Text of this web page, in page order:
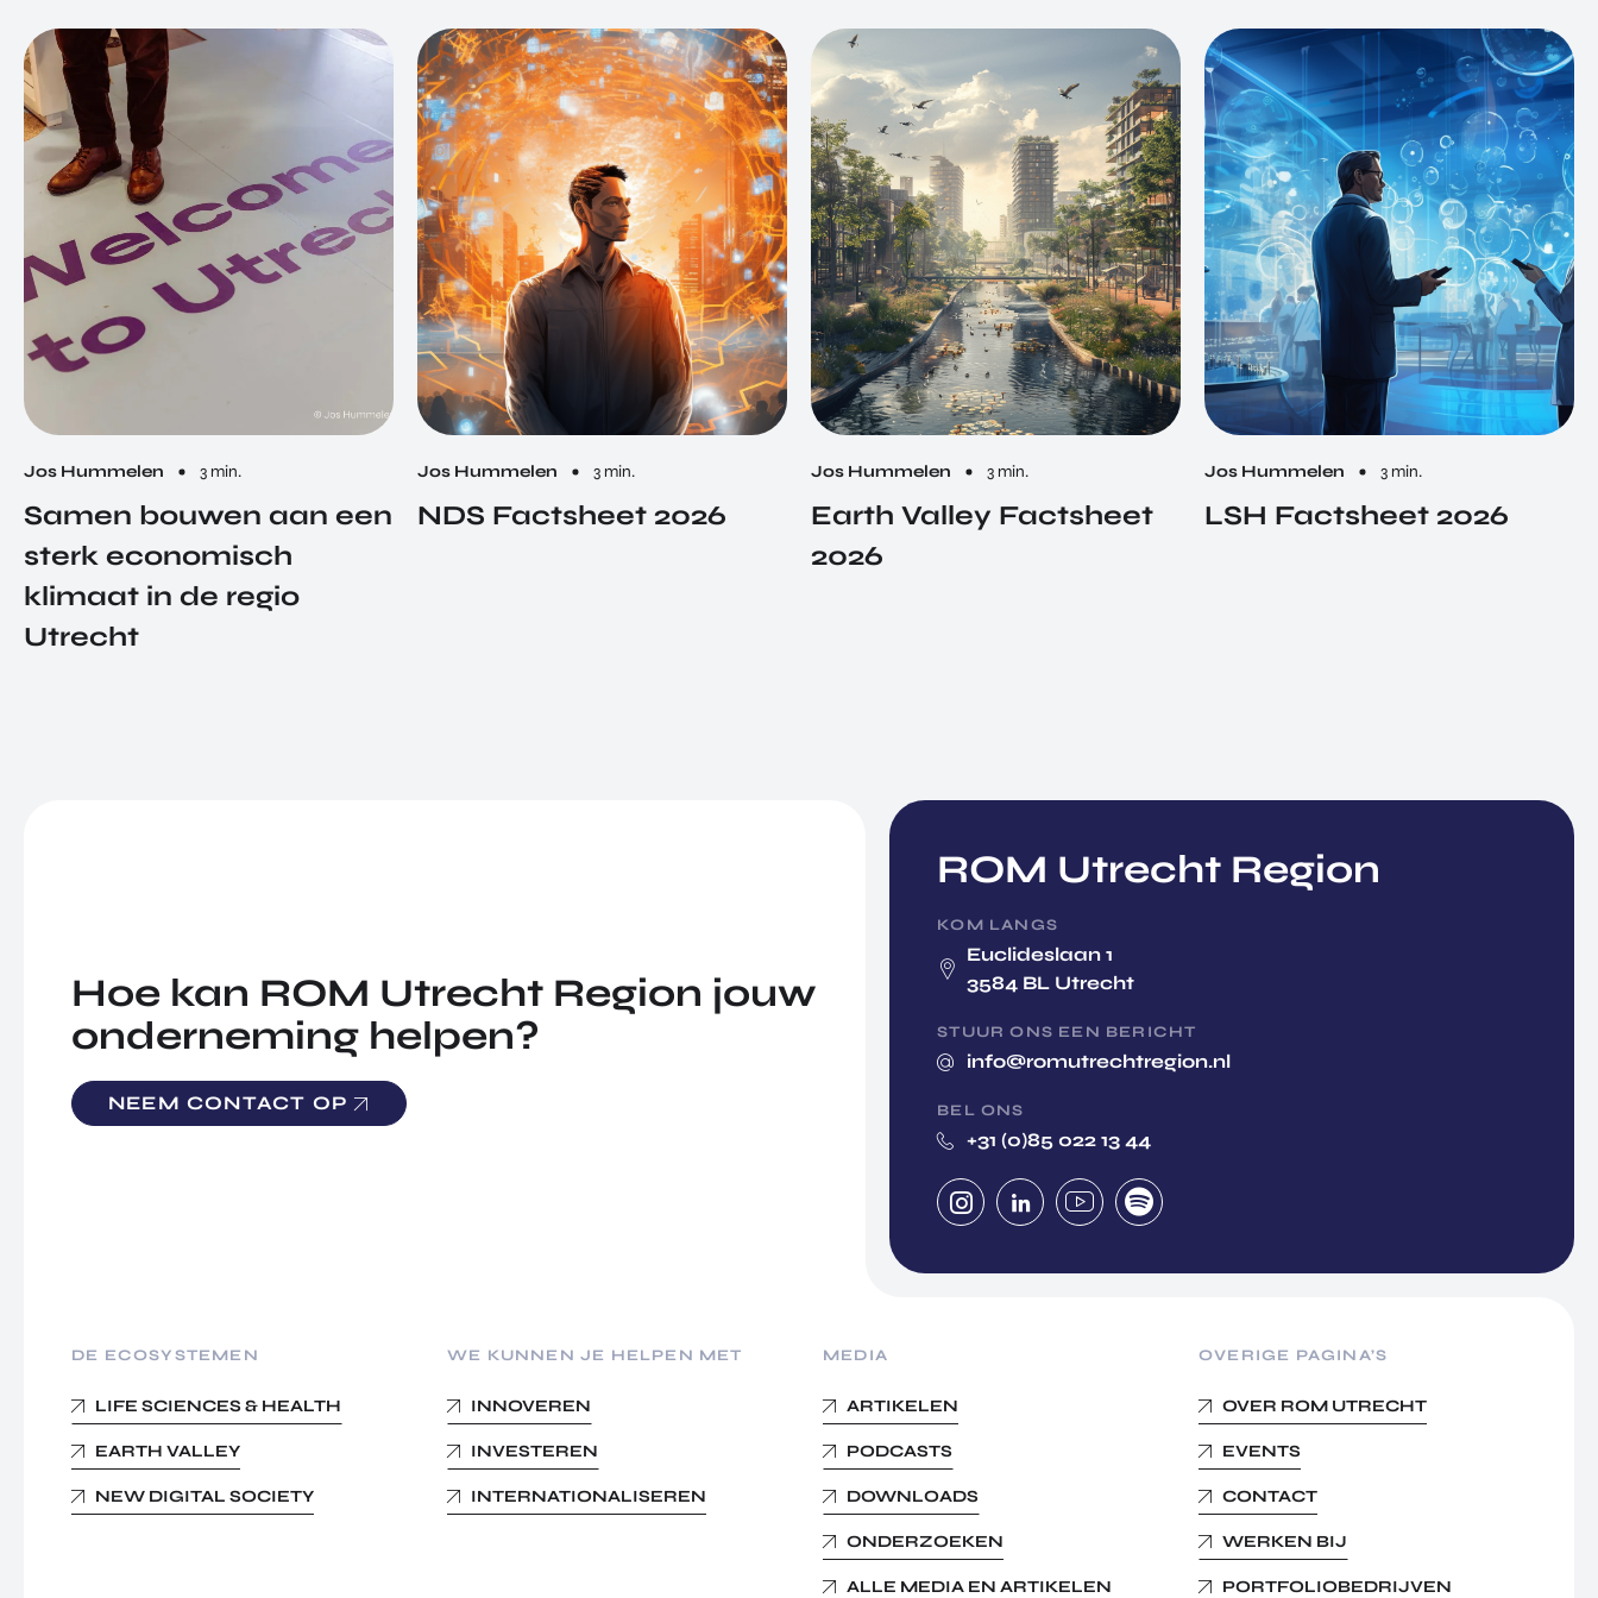
Jos Hummelen 3 min.
Samen bouwen aan een
sterk economisch
klimaat in de regio
Utrecht
Jos Hummelen 3 min.
NDS Factsheet 2026
Jos Hummelen 3 min.
Earth Valley Factsheet
2026
Jos Hummelen 3 min.
LSH Factsheet 2026
Hoe kan ROM Utrecht Region jouw
onderneming helpen?
NEEM CONTACT OP
ROM Utrecht Region
KOM LANGS
Euclideslaan 1
3584 BL Utrecht
STUUR ONS EEN BERICHT
info@romutrechtregion.nl
BEL ONS
+31 (0)85 022 13 44
DE ECOSYSTEMEN
LIFE SCIENCES & HEALTH
EARTH VALLEY
NEW DIGITAL SOCIETY
WE KUNNEN JE HELPEN MET
INNOVEREN
INVESTEREN
INTERNATIONALISEREN
MEDIA
ARTIKELEN
PODCASTS
DOWNLOADS
ONDERZOEKEN
ALLE MEDIA EN ARTIKELEN
OVERIGE PAGINA’S
OVER ROM UTRECHT
EVENTS
CONTACT
WERKEN BIJ
PORTFOLIOBEDRIJVEN